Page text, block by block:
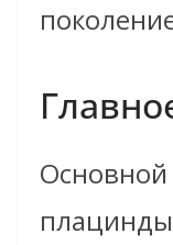
Основной